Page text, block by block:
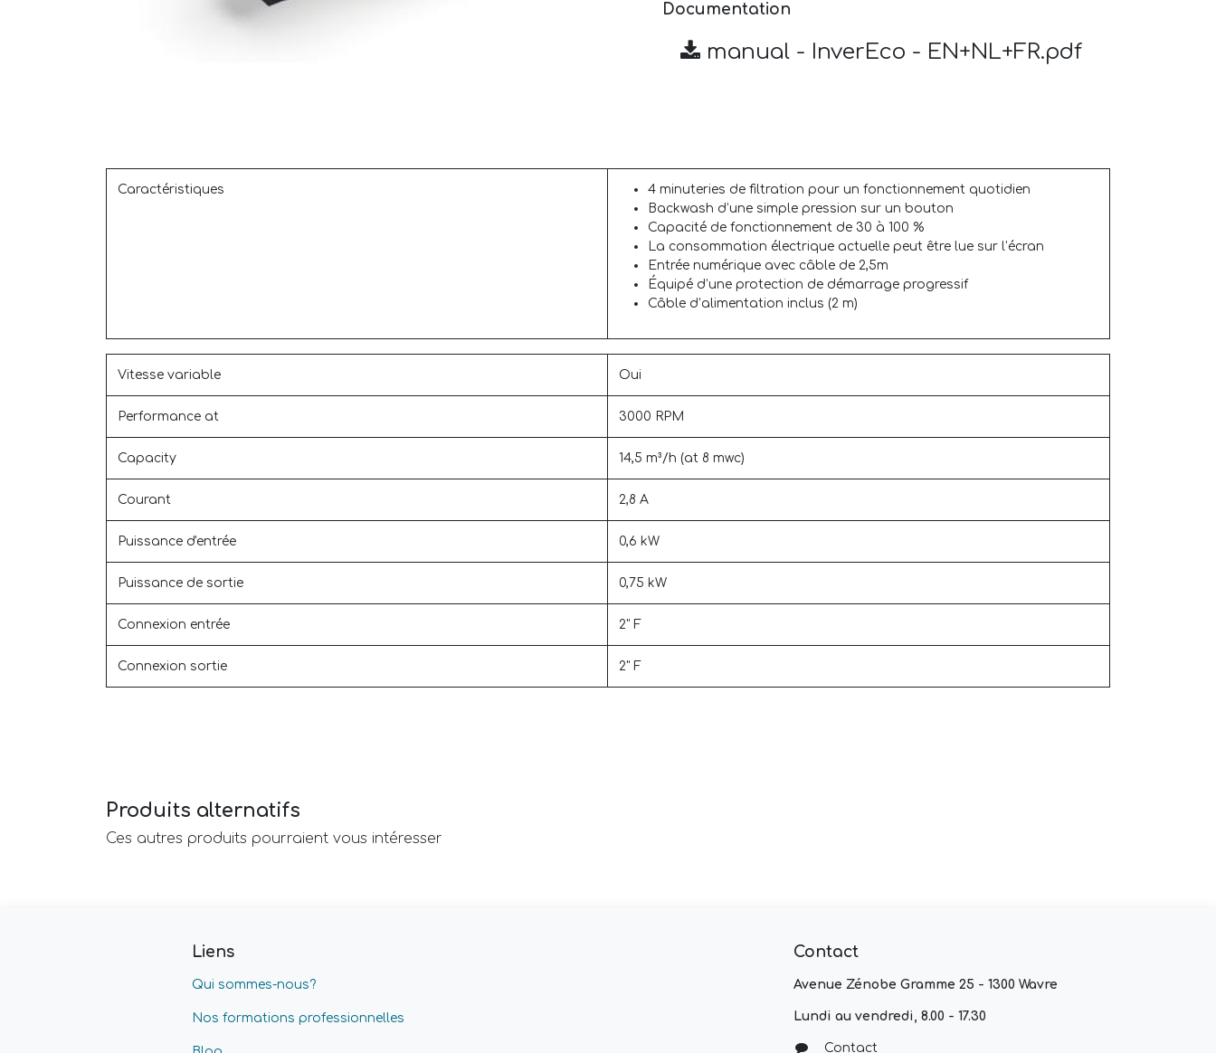
Documentation
manual - InverEco - EN+NL+FR.pdf
Caractéristiques
4 minuteries de filtration pour un fonctionnement quotidien
Backwash d’une simple pression sur un bouton
Capacité de fonctionnement de 30 à 100 %
La consommation électrique actuelle peut être lue sur l’écran
Entrée numérique avec câble de 2,5m
Équipé d’une protection de démarrage progressif
Câble d’alimentation inclus (2 m)
Vitesse variable Oui
Performance at 3000 RPM
Capacity 14,5 m³/h (at 8 mwc)
Courant 2,8 A
Puissance d'entrée 0,6 kW
Puissance de sortie 0,75 kW
Connexion entrée 2" F
Connexion sortie 2" F
Produits alternatifs
Ces autres produits pourraient vous intéresser
Liens
Qui sommes-nous?
Nos formations professionnelles
Contact
Avenue Zénobe Gramme 25 - 1300 Wavre
Lundi au vendredi, 8.00 - 17.30
Contact